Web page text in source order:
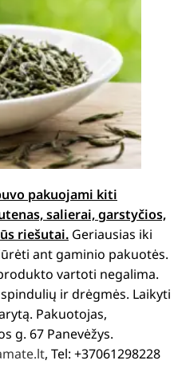
pakuojami kiti
salierai, garstyčios,
riešutai. Geriausias iki
ant gaminio pakuotės.
vartoti negalima.
ir drėgmės. Laikyti
Pakuotojas,
g. 67 Panevėžys.
, Tel: +37061298228